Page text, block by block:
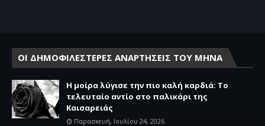
ΟΙ ΔΗΜΟΦΙΛΕΣΤΕΡΕΣ ΑΝΑΡΤΗΣΕΙΣ ΤΟΥ ΜΗΝΑ
Η μοίρα λύγισε την πιο καλή καρδιά: Το
τελευταίο αντίο στο παλικάρι της
Καισαρειάς
Παρασκευή, Ιουλίου 24, 2026